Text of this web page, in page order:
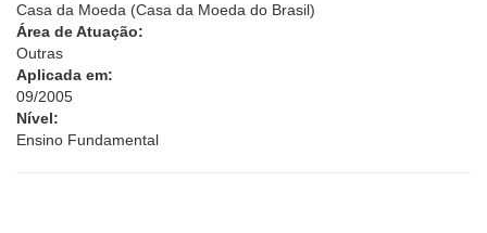
Casa da Moeda (Casa da Moeda do Brasil)
Área de Atuação:
Outras
Aplicada em:
09/2005
Nível:
Ensino Fundamental